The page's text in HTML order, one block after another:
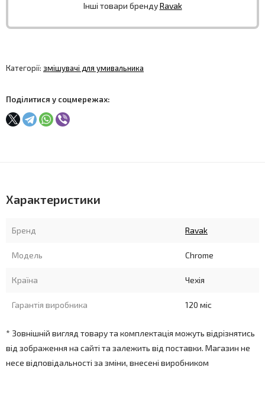
Інші товари брендуRavak
Категорії: змішувачі для умивальника
Поділитися у соцмережах:
Характеристики
Бренд Ravak
Модель Chrome
Країна Чехія
Гарантія виробника 120 міс
* Зовнішній вигляд товару та комплектація можуть відрізнятись
від зображення на сайті та залежить від поставки. Магазин не
несе відповідальності за зміни, внесені виробником